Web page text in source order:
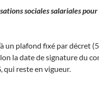
sociales salariales
un plafond fixé par décret
la date de signature du
qui reste en vigueur.